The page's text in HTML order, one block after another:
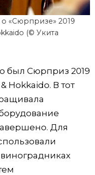
«Сюрпризе» 2019
(© Укита
был Сюрприз 2019
Hokkaido. В тот
Для